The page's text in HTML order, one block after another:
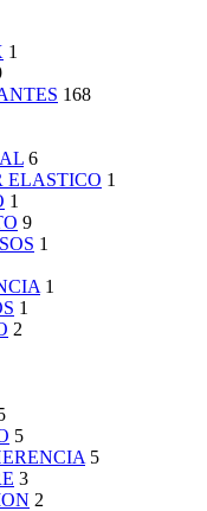
1
168
6
ELASTICO 1
1
9
1
1
1
2
5
5
3
2